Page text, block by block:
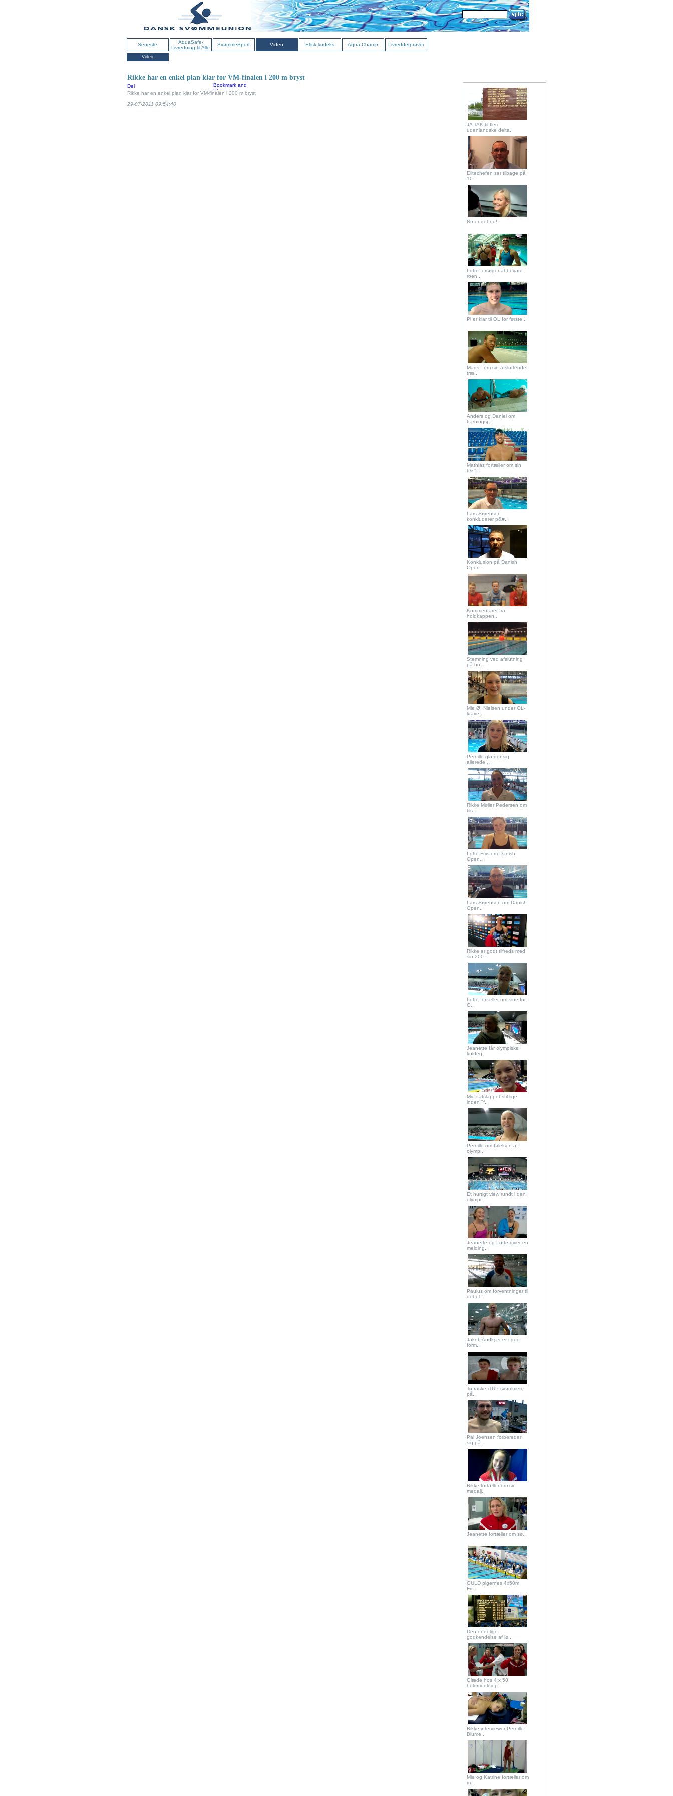
Seneste
AquaSafe-
Livredning til Alle
SvømmeSport Video Etisk kodeks Aqua Champ Livredderprøver
Video
Rikke har en enkel plan klar for VM-finalen i 200 m bryst
Del
Rikke har en enkel plan klar for VM-finalen i 200 m bryst
29-07-2011 09:54:40
JA TAK til flere
udenlandske delta..
Elitechefen ser tilbage på
10..
Nu er det nu!..
Lotte forsøger at bevare
roen..
Pl er klar til OL for første ..
Mads - om sin afsluttende
træ..
Anders og Daniel om
træningsp..
Mathias fortæller om sin
tr&#..
Lars Sørensen
konkluderer p&#..
Konklusion på Danish
Open..
Kommentarer fra
holdkappen..
Stemning ved afslutning
på ho..
Mie Ø. Nielsen under OL-
krave..
Pernille glæder sig
allerede ..
Rikke Møller Pedersen om
tils..
Lotte Friis om Danish
Open..
Lars Sørensen om Danish
Open..
Rikke er godt tilfreds med
sin 200..
Lotte fortæller om sine for-
O..
Jeanette får olympiske
kuldeg..
Mie i afslappet stil lige
inden "f..
Pernille om følelsen af
olymp..
Et hurtigt view rundt i den
olympi..
Jeanette og Lotte giver en
melding..
Paulus om forventninger til
det ol..
Jakob Andkjær er i god
form..
To raske iTUP-svømmere
på..
Pal Joensen forbereder
sig på..
Rikke fortæller om sin
medalj..
Jeanette fortæller om sø..
GULD pigernes 4x50m
Fri..
Den endelige
godkendelse af lø..
Glæde hos 4 x 50
holdmedley p..
Rikke interviewer Pernille
Blume..
Mie og Katrine fortæller om
m..